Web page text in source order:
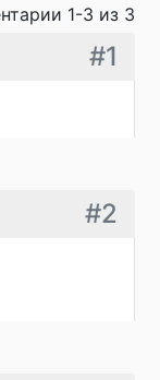
1-3 из 3
#1
#2